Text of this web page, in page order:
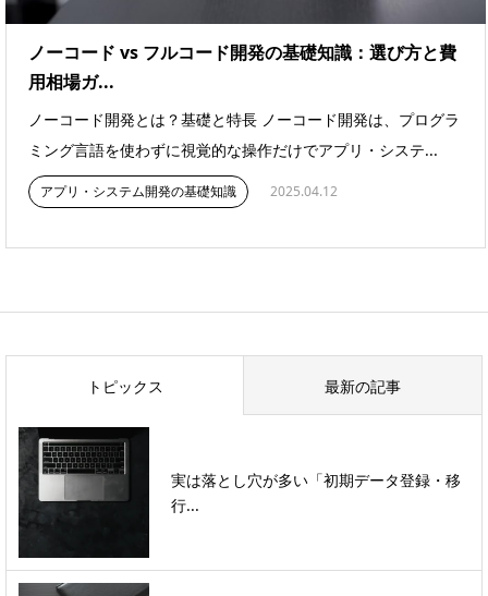
ノーコード vs フルコード開発の基礎知識：選び方と費
用相場ガ...
ノーコード開発とは？基礎と特長 ノーコード開発は、プログラ
ミング言語を使わずに視覚的な操作だけでアプリ・システ...
アプリ・システム開発の基礎知識 2025.04.12
トピックス 最新の記事
実は落とし穴が多い「初期データ登録・移
行...